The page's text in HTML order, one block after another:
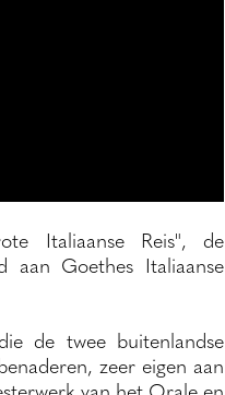
Italiaanse Reis", de
aan Goethes Italiaanse
de twee buitenlandse
zeer eigen aan